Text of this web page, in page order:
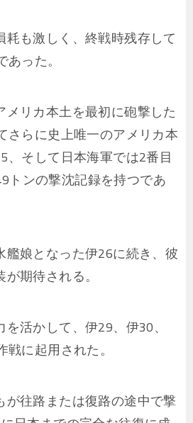
耗も激しく、終戦時残存して
った。
リカ本土を最初に砲撃した
さらに史上唯一のアメリカ本
、そして日本海軍では2番目
トンの撃沈記録を持つであ
娘となった伊26に続き、彼
期待される。
活かして、伊29、伊30、
に起用された。
が往路または復路の途中で撃